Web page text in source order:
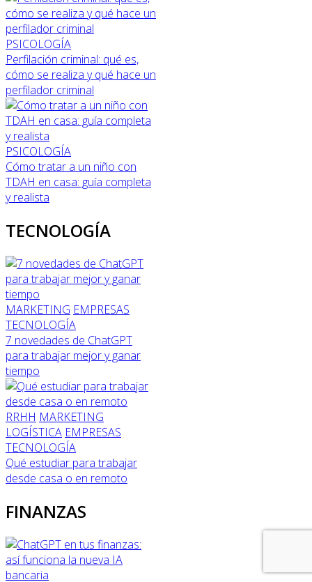
PSICOLOGÍA
Perfilación criminal: qué es,
cómo se realiza y qué hace un
perfilador criminal
PSICOLOGÍA
Cómo tratar a un niño con
TDAH en casa: guía completa
y realista
TECNOLOGÍA
MARKETING EMPRESAS
TECNOLOGÍA
7 novedades de ChatGPT
para trabajar mejor y ganar
tiempo
RRHH MARKETING
LOGÍSTICA EMPRESAS
TECNOLOGÍA
Qué estudiar para trabajar
desde casa o en remoto
FINANZAS